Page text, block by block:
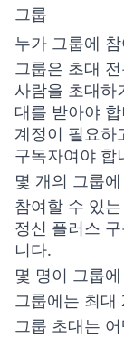
그룹
누가 그룹에
그룹은 초대
사람을 초대하
대를 받아야
계정이 필요하
구독자여야 합
몇 개의 그룹
참여할 수 있
정신 플러스
니다.
몇 명이 그룹
그룹에는 최대
그룹 초대는